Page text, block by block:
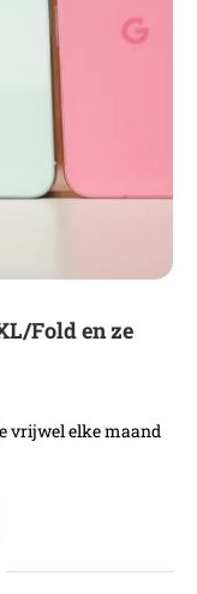
Fold en ze
vrijwel elke maand